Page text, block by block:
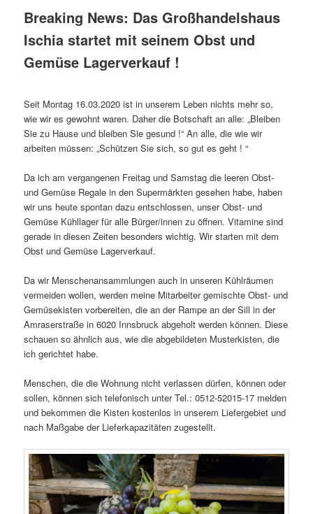
Breaking News: Das Großhandelshaus
Ischia startet mit seinem Obst und
Gemüse Lagerverkauf !
Seit Montag 16.03.2020 ist in unserem Leben nichts mehr so,
wie wir es gewohnt waren. Daher die Botschaft an alle: „Bleiben
Sie zu Hause und bleiben Sie gesund !“ An alle, die wie wir
arbeiten müssen: „Schützen Sie sich, so gut es geht ! “
Da ich am vergangenen Freitag und Samstag die leeren Obst-
und Gemüse Regale in den Supermärkten gesehen habe, haben
wir uns heute spontan dazu entschlossen, unser Obst- und
Gemüse Kühllager für alle Bürger/innen zu öffnen. Vitamine sind
gerade in diesen Zeiten besonders wichtig. Wir starten mit dem
Obst und Gemüse Lagerverkauf.
Da wir Menschenansammlungen auch in unseren Kühlräumen
vermeiden wollen, werden meine Mitarbeiter gemischte Obst- und
Gemüsekisten vorbereiten, die an der Rampe an der Sill in der
Amraserstraße in 6020 Innsbruck abgeholt werden können. Diese
schauen so ähnlich aus, wie die abgebildeten Musterkisten, die
ich gerichtet habe.
Menschen, die die Wohnung nicht verlassen dürfen, können oder
sollen, können sich telefonisch unter Tel.: 0512-52015-17 melden
und bekommen die Kisten kostenlos in unserem Liefergebiet und
nach Maßgabe der Lieferkapazitäten zugestellt.